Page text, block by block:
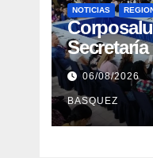
NOTICIAS
en 23
06/08/2026
BASQUEZ